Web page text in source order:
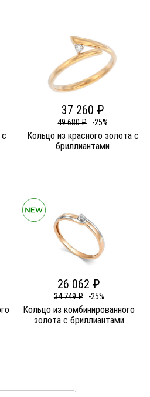
c
37 260 ₽
49 680 ₽ -25%
Кольцо из красного золота c
бриллиантами
26 062 ₽
34 749 ₽ -25%
Кольцо из комбинированного
золота c бриллиантами